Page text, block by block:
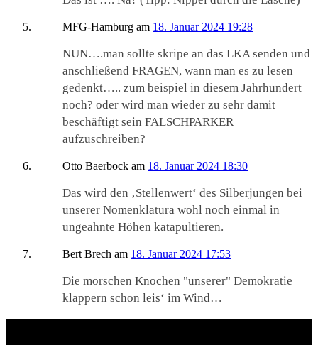
MFG-Hamburg am 18. Januar 2024 19:28
NUN….man sollte skripe an das LKA senden und
anschließend FRAGEN, wann man es zu lesen
gedenkt….. zum beispiel in diesem Jahrhundert
noch? oder wird man wieder zu sehr damit
beschäftigt sein FALSCHPARKER
aufzuschreiben?
Otto Baerbock am 18. Januar 2024 18:30
Das wird den ‚Stellenwert‘ des Silberjungen bei
unserer Nomenklatura wohl noch einmal in
ungeahnte Höhen katapultieren.
Bert Brech am 18. Januar 2024 17:53
Die morschen Knochen "unserer" Demokratie
klappern schon leis‘ im Wind…